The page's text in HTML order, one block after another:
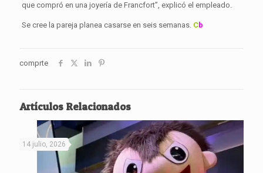
que compró en una joyería de Francfort”, explicó el empleado.
Se cree la pareja planea casarse en seis semanas. Cb
comprte
Artículos Relacionados
14 julio, 2026